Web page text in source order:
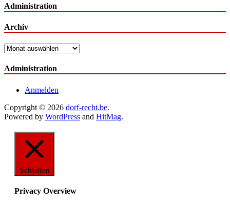
Administration
Archiv
Archiv
Administration
Anmelden
Copyright © 2026 dorf-recht.be.
Powered by WordPress and HitMag.
Schließen
Privacy Overview